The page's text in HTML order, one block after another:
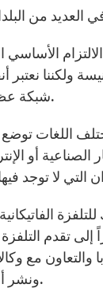
الأساسي
نعتبر
شبكة عظيمة منتشرة حول العالم.
اللغات توضع
الصناعية أو
تقدم
مع
ونشر أنباء يسهل الحصول عليها.